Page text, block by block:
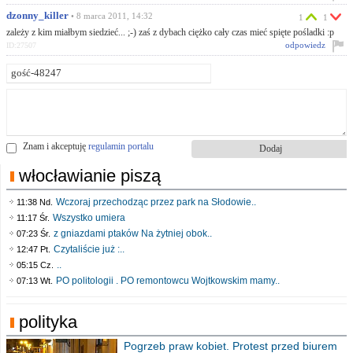
dzonny_killer • 8 marca 2011, 14:32
zależy z kim miałbym siedzieć... ;-) zaś z dybach ciężko cały czas mieć spięte pośladki :p
1 1
odpowiedz
ID:27507
Znam i akceptuję regulamin portalu
włocławianie piszą
11:38 Nd. Wczoraj przechodząc przez park na Słodowie..
11:17 Śr. Wszystko umiera
07:23 Śr. z gniazdami ptaków Na żytniej obok..
12:47 Pt. Czytaliście już :..
05:15 Cz. ..
07:13 Wt. PO politologii . PO remontowcu Wojtkowskim mamy..
polityka
Pogrzeb praw kobiet. Protest przed biurem